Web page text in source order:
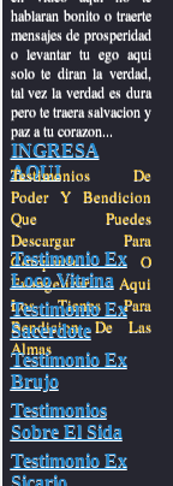
hablaran bonito o traerte
mensajes de prosperidad
o levantar tu ego aqui
solo te diran la verdad,
tal vez la verdad es dura
pero te traera salvacion y
paz a tu corazon...
INGRESA
AQUI
Testimonios De
Poder Y Bendicion
Que Puedes
Descargar Para
Compartir O
Evangelizar Aqui
Los Tienes Para
Bendicion De Las
Almas
Testimonio Ex
Loco Vitrina
Testimonio Ex
Sacerdote
Testimonio Ex
Brujo
Testimonios
Sobre El Sida
Testimonio Ex
Sicario